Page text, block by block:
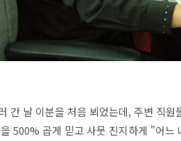
간 날 이분을 처음 뵈었는데, 주변 직
500% 곱게 믿고 사뭇 진지하게 "어